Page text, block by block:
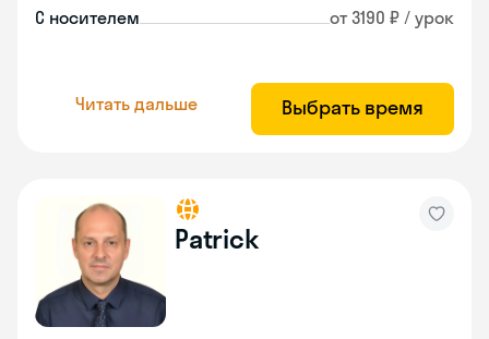
С носителем от 3190 ₽ / урок
Читать дальше Выбрать время
Patrick